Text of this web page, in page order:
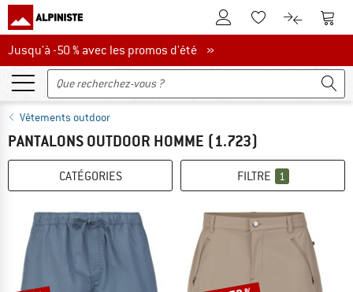
Vers le compte client
Vers la liste
Vers le
Jusqu'à -50 % avec les promos d'été
Jusqu'à -50 % avec les promos d'été »
Vêtements outdoor
PANTALONS OUTDOOR HOMME (1.723)
CATÉGORIES FILTRE 1